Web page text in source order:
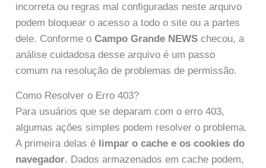
incorreta ou regras mal configuradas neste arquivo
podem bloquear o acesso a todo o site ou a partes
dele. Conforme oCampo Grande NEWS checou, a
análise cuidadosa desse arquivo é um passo
comum na resolução de problemas de permissão.
Como Resolver o Erro 403?
Para usuários que se deparam com o erro 403,
algumas ações simples podem resolver o problema.
A primeira delas é limpar o cache e os cookies do
navegador. Dados armazenados em cache podem,